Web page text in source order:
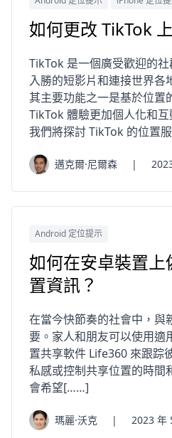
如何更改 TikTok
TikTok 是一個廣受歡迎的
入勝的短影片和連接世界各
其主要功能之一是基於位置
TikTok 體驗更加個人化和互
我們將探討 TikTok 的位置
邁克爾·尼爾森 |
Android 定位提示
如何在安卓裝置
置資訊？
在當今快節奏的社會中，與
要。家人和朋友可以使用
置共享軟件 Life360 來跟踪
私感或控制共享位置的時間
會希望[……]
瑪麗·沃克 | 2023 年